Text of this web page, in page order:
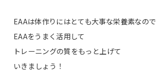
EAAは体作りにはとても大事な栄養素なので
EAAをうまく活用して
トレーニングの質をもっと上げて
いきましょう！